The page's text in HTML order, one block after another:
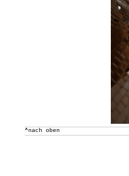
^nach oben